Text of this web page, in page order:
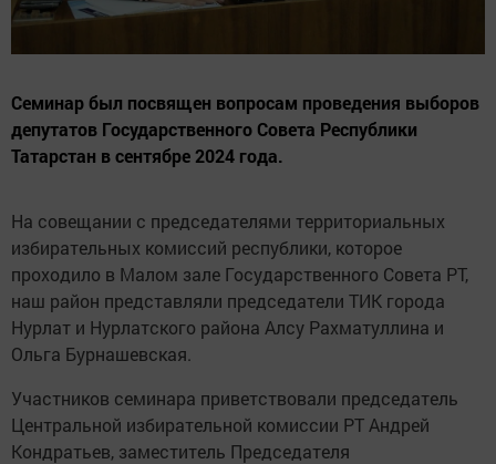
Семинар был посвящен вопросам проведения выборов
депутатов Государственного Совета Республики
Татарстан в сентябре 2024 года.
На совещании с председателями территориальных
избирательных комиссий республики, которое
проходило в Малом зале Государственного Совета РТ,
наш район представляли председатели ТИК города
Нурлат и Нурлатского района Алсу Рахматуллина и
Ольга Бурнашевская.
Участников семинара приветствовали председатель
Центральной избирательной комиссии РТ Андрей
Кондратьев, заместитель Председателя